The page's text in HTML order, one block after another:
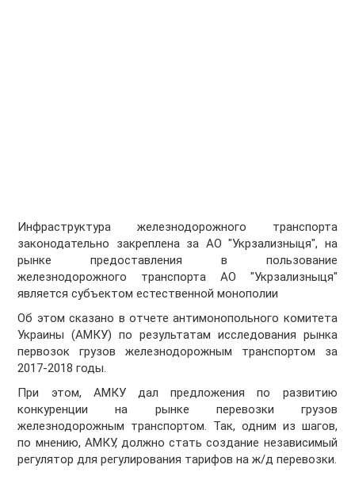
Инфраструктура железнодорожного транспорта
законодательно закреплена за АО "Укрзализныця", на
рынке предоставления в пользование
железнодорожного транспорта АО "Укрзализныця"
является субъектом естественной монополии
Об этом сказано в отчете антимонопольного комитета
Украины (АМКУ) по результатам исследования рынка
первозок грузов железнодорожным транспортом за
2017-2018 годы.
При этом, АМКУ дал предложения по развитию
конкуренции на рынке перевозки грузов
железнодорожным транспортом. Так, одним из шагов,
по мнению, АМКУ, должно стать создание независимый
регулятор для регулирования тарифов на ж/д перевозки.